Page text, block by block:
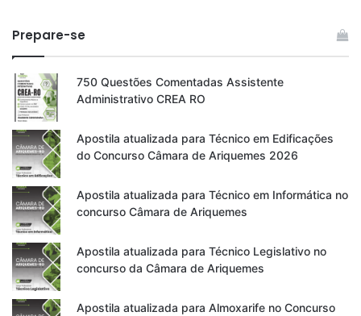
Prepare-se
750 Questões Comentadas Assistente
Administrativo CREA RO
Apostila atualizada para Técnico em Edificações
do Concurso Câmara de Ariquemes 2026
Apostila atualizada para Técnico em Informática no
concurso Câmara de Ariquemes
Apostila atualizada para Técnico Legislativo no
concurso da Câmara de Ariquemes
Apostila atualizada para Almoxarife no Concurso